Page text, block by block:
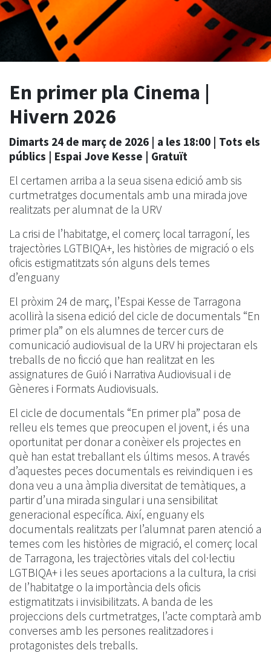
En primer pla Cinema |
Hivern 2026
Dimarts 24 de març de 2026 | a les 18:00 | Tots els
públics | Espai Jove Kesse | Gratuït
El certamen arriba a la seua sisena edició amb sis
curtmetratges documentals amb una mirada jove
realitzats per alumnat de la URV
La crisi de l’habitatge, el comerç local tarragoní, les
trajectòries LGTBIQA+, les històries de migració o els
oficis estigmatitzats són alguns dels temes
d’enguany
El pròxim 24 de març, l’Espai Kesse de Tarragona
acollirà la sisena edició del cicle de documentals “En
primer pla” on els alumnes de tercer curs de
comunicació audiovisual de la URV hi projectaran els
treballs de no ficció que han realitzat en les
assignatures de Guió i Narrativa Audiovisual i de
Gèneres i Formats Audiovisuals.
El cicle de documentals “En primer pla” posa de
relleu els temes que preocupen el jovent, i és una
oportunitat per donar a conèixer els projectes en
què han estat treballant els últims mesos. A través
d’aquestes peces documentals es reivindiquen i es
dona veu a una àmplia diversitat de temàtiques, a
partir d’una mirada singular i una sensibilitat
generacional específica. Així, enguany els
documentals realitzats per l’alumnat paren atenció a
temes com les històries de migració, el comerç local
de Tarragona, les trajectòries vitals del col·lectiu
LGTBIQA+ i les seues aportacions a la cultura, la crisi
de l’habitatge o la importància dels oficis
estigmatitzats i invisibilitzats. A banda de les
projeccions dels curtmetratges, l’acte comptarà amb
converses amb les persones realitzadores i
protagonistes dels treballs.